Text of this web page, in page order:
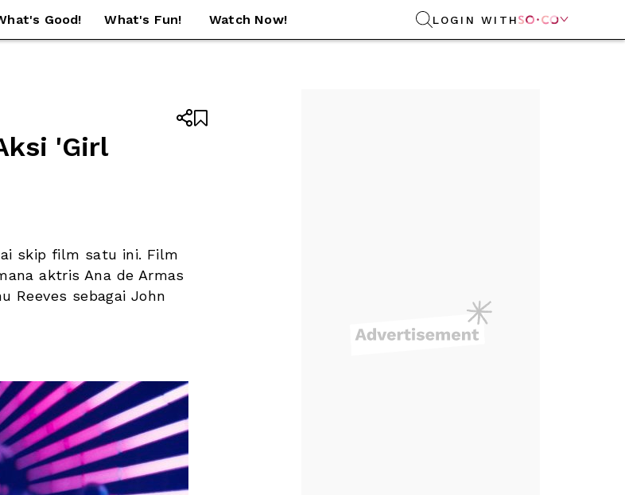
Good! What's Fun! Watch Now! LOGIN WITH 
'Girl


aktris Ana de Armas
Reeves sebagai John